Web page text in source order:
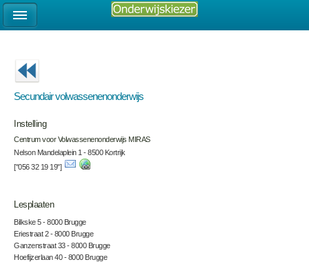
Secundair volwassenenonderwijs
Instelling
Centrum voor Volwassenenonderwijs MIRAS
Nelson Mandelaplein 1 - 8500 Kortrijk
["056 32 19 19"]
Lesplaaten
Bilkske 5 - 8000 Brugge
Eriestraat 2 - 8000 Brugge
Ganzenstraat 33 - 8000 Brugge
Hoefijzerlaan 40 - 8000 Brugge